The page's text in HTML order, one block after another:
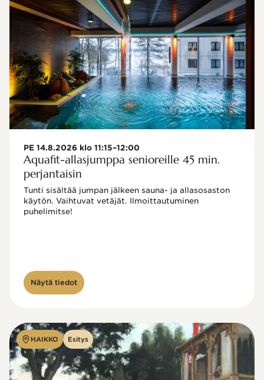
PE 14.8.2026 klo 11:15–12:00
Aquafit-allasjumppa senioreille 45 min.
perjantaisin
Tunti sisältää jumpan jälkeen sauna- ja allasosaston
käytön. Vaihtuvat vetäjät. Ilmoittautuminen
puhelimitse!
Näytä tiedot
HAIKKO Esitys